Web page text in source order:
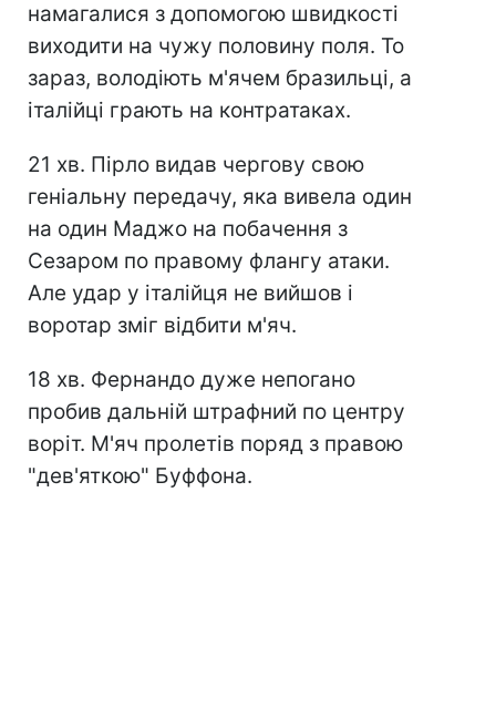
намагалися з допомогою швидкості
виходити на чужу половину поля. То
зараз, володіють м'ячем бразильці, а
італійці грають на контратаках.
21 хв. Пірло видав чергову свою
геніальну передачу, яка вивела один
на один Маджо на побачення з
Сезаром по правому флангу атаки.
Але удар у італійця не вийшов і
воротар зміг відбити м'яч.
18 хв. Фернандо дуже непогано
пробив дальній штрафний по центру
воріт. М'яч пролетів поряд з правою
"дев'яткою" Буффона.